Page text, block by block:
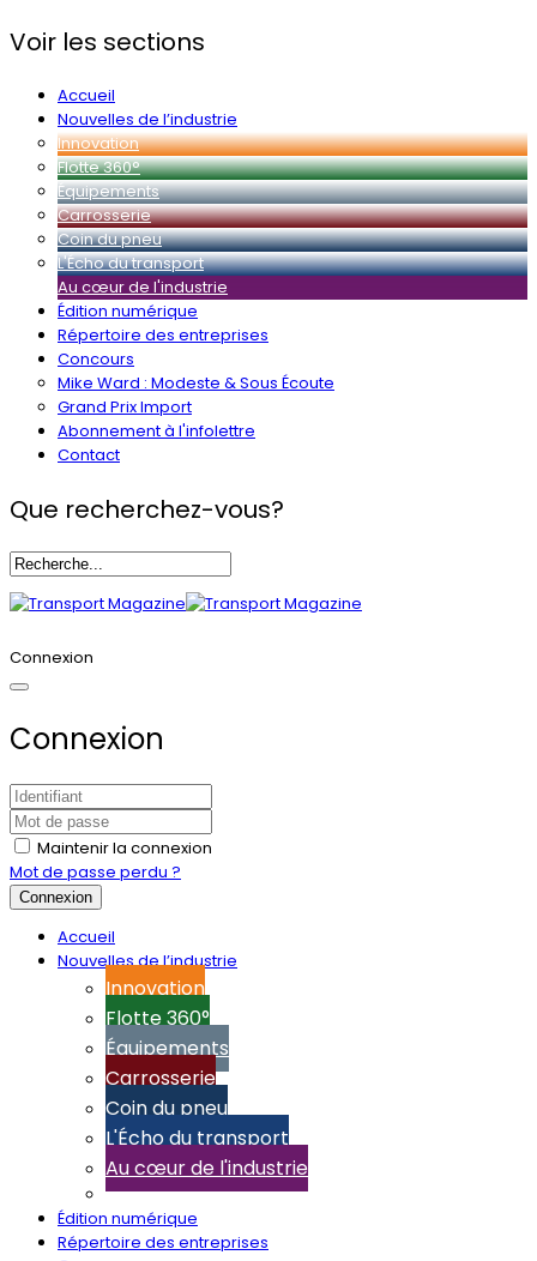
Voir les sections
Accueil
Nouvelles de l’industrie
Innovation
Flotte 360°
Équipements
Carrosserie
Coin du pneu
L'Écho du transport
Au cœur de l'industrie
Édition numérique
Répertoire des entreprises
Concours
Mike Ward : Modeste & Sous Écoute
Grand Prix Import
Abonnement à l'infolettre
Contact
Que recherchez-vous?
Connexion
Connexion
Maintenir la connexion
Mot de passe perdu ?
Connexion
Accueil
Nouvelles de l’industrie
Innovation
Flotte 360°
Équipements
Carrosserie
Coin du pneu
L'Écho du transport
Au cœur de l'industrie
Édition numérique
Répertoire des entreprises